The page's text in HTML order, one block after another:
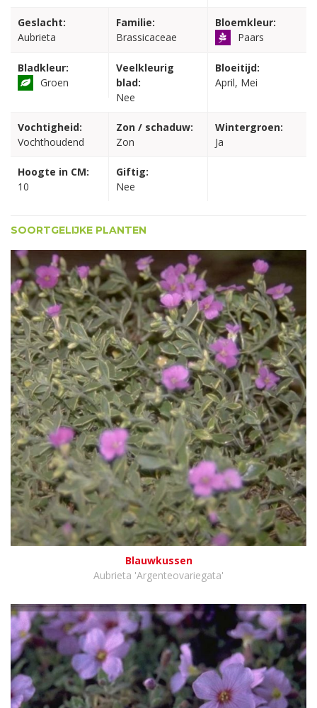
Geslacht:
Aubrieta
Familie:
Brassicaceae
Bloemkleur:
Paars
Bladkleur:
Groen
Veelkleurig
blad:
Nee
Bloeitijd:
April, Mei
Vochtigheid:
Vochthoudend
Zon / schaduw:
Zon
Wintergroen:
Ja
Hoogte in CM:
10
Giftig:
Nee
SOORTGELIJKE PLANTEN
Blauwkussen
Aubrieta 'Argenteovariegata'